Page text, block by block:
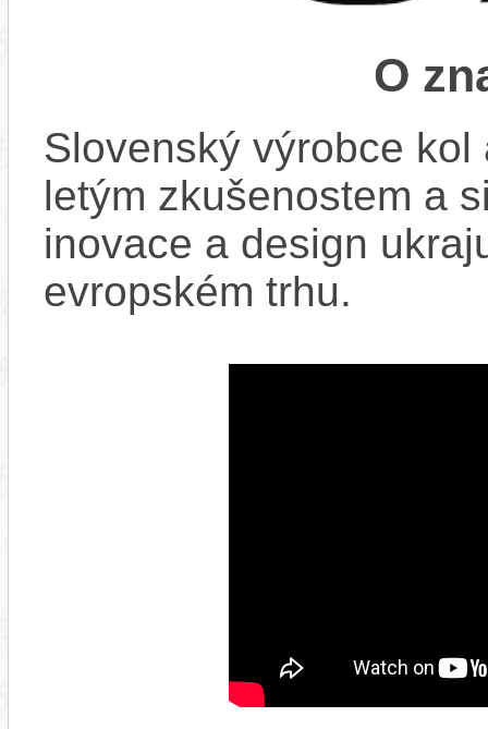
O
Slovenský výrobce
letým zkušenostem a
inovace a design
evropském trhu.